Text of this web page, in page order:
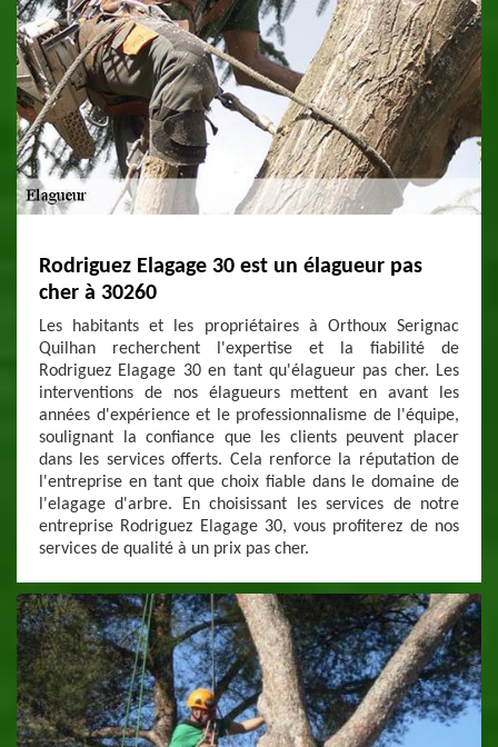
Rodriguez Elagage 30 est un élagueur pas
cher à 30260
Les habitants et les propriétaires à Orthoux Serignac
Quilhan recherchent l'expertise et la fiabilité de
Rodriguez Elagage 30 en tant qu'élagueur pas cher. Les
interventions de nos élagueurs mettent en avant les
années d'expérience et le professionnalisme de l'équipe,
soulignant la confiance que les clients peuvent placer
dans les services offerts. Cela renforce la réputation de
l'entreprise en tant que choix fiable dans le domaine de
l'elagage d'arbre. En choisissant les services de notre
entreprise Rodriguez Elagage 30, vous profiterez de nos
services de qualité à un prix pas cher.